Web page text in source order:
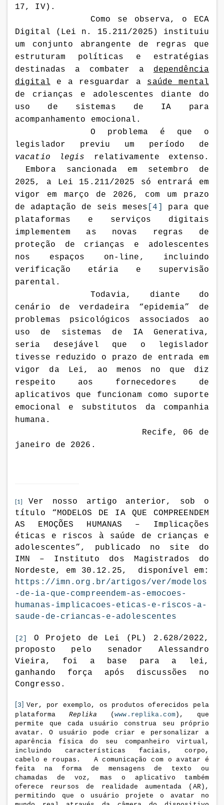
17, IV).
Como se observa, o ECA
Digital (Lei n. 15.211/2025) instituiu
um conjunto abrangente de regras que
estruturam políticas e estratégias
destinadas a combater a dependência
digital e a resguardar a saúde mental
de crianças e adolescentes diante do
uso de sistemas de IA para
acompanhamento emocional.
O problema é que o
legislador previu um período de
vacatio legis relativamente extenso.
Embora sancionada em setembro de
2025, a Lei 15.211/2025 só entrará em
vigor em março de 2026, com um prazo
de adaptação de seis meses [4]
para que
plataformas e serviços digitais
implementem as novas regras de
proteção de crianças e adolescentes
nos espaços on-line, incluindo
verificação etária e supervisão
parental.
Todavia, diante do
cenário de verdadeira “epidemia” de
problemas psicológicos associados ao
uso de sistemas de IA Generativa,
seria desejável que o legislador
tivesse reduzido o prazo de entrada em
vigor da Lei, ao menos no que diz
respeito aos fornecedores de
aplicativos que funcionam como suporte
emocional e substitutos da companhia
humana.
Recife, 06 de
janeiro de 2026.
[1]
Ver nosso artigo anterior, sob o
título “MODELOS DE IA QUE COMPREENDEM
AS EMOÇÕES HUMANAS – Implicações
éticas e riscos à saúde de crianças e
adolescentes”, publicado no site do
IMN – Instituto dos Magistrados do
Nordeste, em 30.12.25, disponível em:
https://imn.org.br/artigos/ver/modelos
-de-ia-que-compreendem-as-emocoes-
humanas-implicacoes-eticas-e-riscos-a-
saude-de-criancas-e-adolescentes
[2]
O Projeto de Lei (PL) 2.628/2022,
proposto pelo senador Alessandro
Vieira, foi a base para a lei,
ganhando força após discussões no
Congresso.
[3]
Ver, por exemplo, os produtos oferecidos pela
plataforma Replika (www.replika.com), que
permite que cada usuário construa seu próprio
avatar. O usuário pode criar e personalizar a
aparência física do seu companheiro virtual,
incluindo características faciais, corpo,
cabelo e roupas. A comunicação com o avatar é
feita na forma de mensagens de texto ou
chamadas de voz, mas o aplicativo também
oferece reursos de realidade aumentada (AR),
permitindo que o usuário projete o avatar no